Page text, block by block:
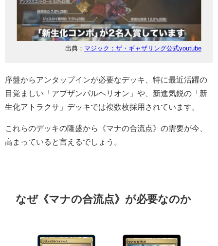
出典： マジック：ザ・ギャザリング公式youtube
序盤からアンタップインが必要なデッキ、特に最近活躍の
目覚ましい「アブザンパルヘリオン」や、新進気鋭の「新
生化アトラクサ」デッキでは複数枚採用されています。
これらのデッキの隆盛から《マナの合流点》の需要が今、
高まっていると言えるでしょう。
なぜ《マナの合流点》が必要なのか